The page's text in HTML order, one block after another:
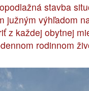
stavba
južným výhľadom
z každej obytnej
rodinnom